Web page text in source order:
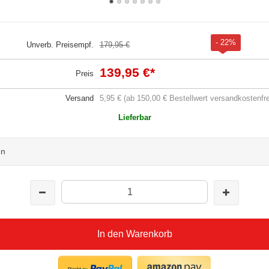
Unverb. Preisempf. 179,95 € - 22%
Preis 139,95 €*
Versand 5,95 € (ab 150,00 € Bestellwert
Lieferbar
In den Warenkorb